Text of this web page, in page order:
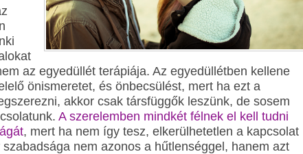
az egyedüllét terápiája. Az egyedüllétben kellene
önismeretet, és önbecsülést, mert ha ezt a
akkor csak társfüggők leszünk, de sosem
A szerelemben mindkét félnek el kell tudni
, mert ha nem így tesz, elkerülhetetlen a kapcsolat
nem azonos a hűtlenséggel, hanem azt